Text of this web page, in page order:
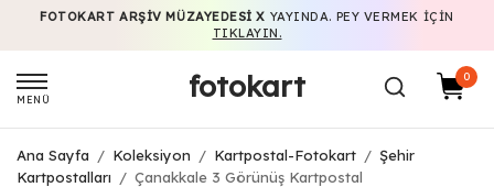
FOTOKART ARŞIV MÜZAYEDESI X YAYINDA. PEY VERMEK IÇIN
TIKLAYIN.
MENÜ fotokart 0
Ana Sayfa / Koleksiyon / Kartpostal-Fotokart / Şehir
Kartpostalları
/ Çanakkale 3 Görünüş Kartpostal